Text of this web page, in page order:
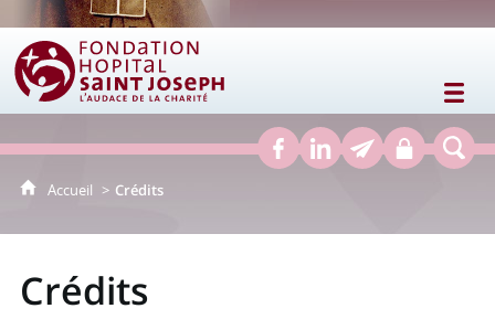
Fondation Hôpital Saint Joseph
Accueil Crédits
Crédits